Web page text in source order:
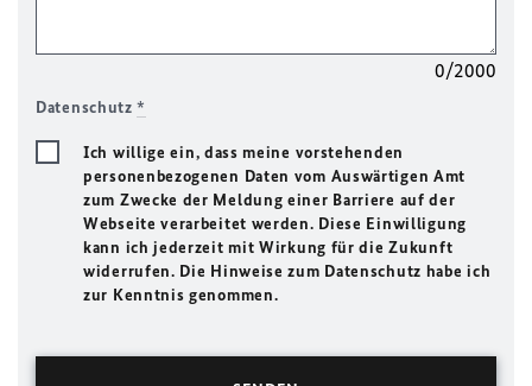
0/2000
Datenschutz*
Ich willige ein, dass meine vorstehenden
personenbezogenen Daten vom Auswärtigen Amt
zum Zwecke der Meldung einer Barriere auf der
Webseite verarbeitet werden. Diese Einwilligung
kann ich jederzeit mit Wirkung für die Zukunft
widerrufen. Die Hinweise zum Datenschutz habe ich
zur Kenntnis genommen.